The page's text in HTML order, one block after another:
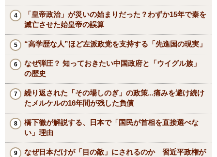
「皇帝政治」が災いの始まりだった？わずか15年で秦を
滅亡させた始皇帝の誤算
“高学歴な人”ほど左派政党を支持する「先進国の現実」
なぜ弾圧？ 知っておきたい中国政府と「ウイグル族」
の歴史
繰り返された「その場しのぎ」の政策...痛みを避け続け
たメルケルの16年間が残した負債
橋下徹が解説する、日本で「国民が首相を直接選べな
い」理由
なぜ日本だけが「目の敵」にされるのか 習近平政権が